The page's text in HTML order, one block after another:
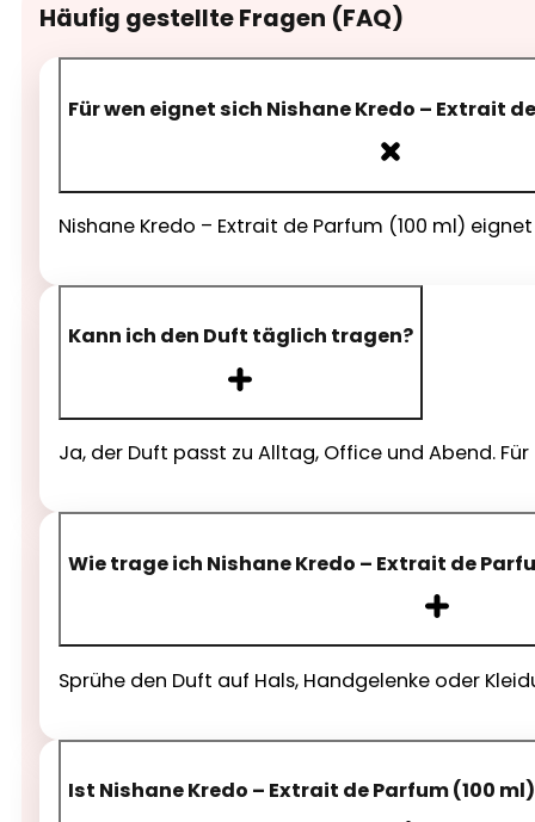
Häufig gestellte Fragen (FAQ)
Für wen eignet sich Nishane Kredo – Extrait
Nishane Kredo – Extrait de Parfum (100 ml)
Kann ich den Duft täglich tragen?
Ja, der Duft passt zu Alltag, Office und Abend.
Wie trage ich Nishane Kredo – Extrait de
Sprühe den Duft auf Hals, Handgelenke oder
Ist Nishane Kredo – Extrait de Parfum (100